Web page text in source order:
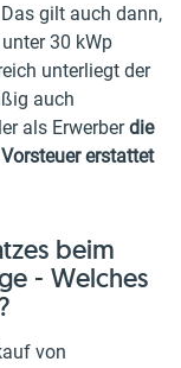
gilt auch dann,
30 kWp
unterliegt der
auch
als Erwerberdie
erstattet
beim
- Welches
von